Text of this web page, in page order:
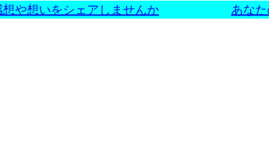
や想いをシェアしませんか
あなた